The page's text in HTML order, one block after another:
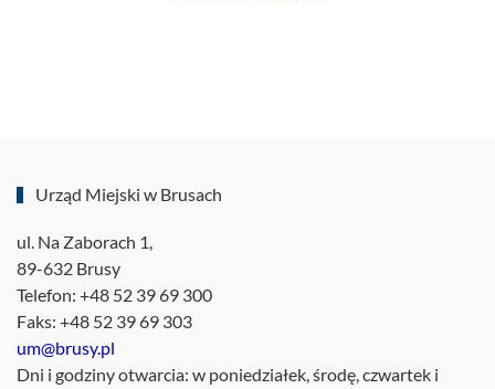
Urząd Miejski w Brusach
ul. Na Zaborach 1,
89-632 Brusy
Telefon: +48 52 39 69 300
Faks: +48 52 39 69 303
um@brusy.pl
Dni i godziny otwarcia: w poniedziałek, środę, czwartek i